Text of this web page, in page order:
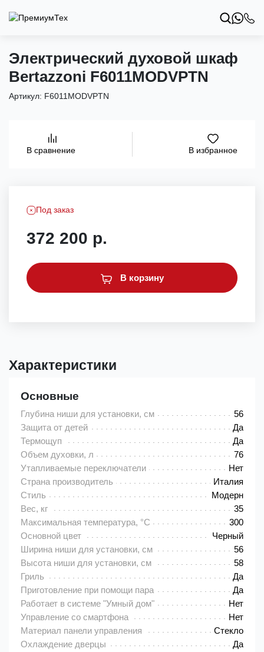
Электрический духовой шкаф
Bertazzoni F6011MODVPTN
Артикул: F6011MODVPTN
В сравнение В избранное
Под заказ
372 200 р.
В корзину
Характеристики
Основные
Глубина ниши для установки, см
56
Защита от детей
Да
Термощуп
Да
Объем духовки, л
76
Утапливаемые переключатели
Нет
Страна производитель
Италия
Стиль
Модерн
Вес, кг
35
Максимальная температура, °C
300
Основной цвет
Черный
Ширина ниши для установки, см
56
Высота ниши для установки, см
58
Гриль
Да
Приготовление при помощи пара
Да
Работает в системе "Умный дом"
Нет
Управление со смартфона
Нет
Материал панели управления
Стекло
Охлаждение дверцы
Да